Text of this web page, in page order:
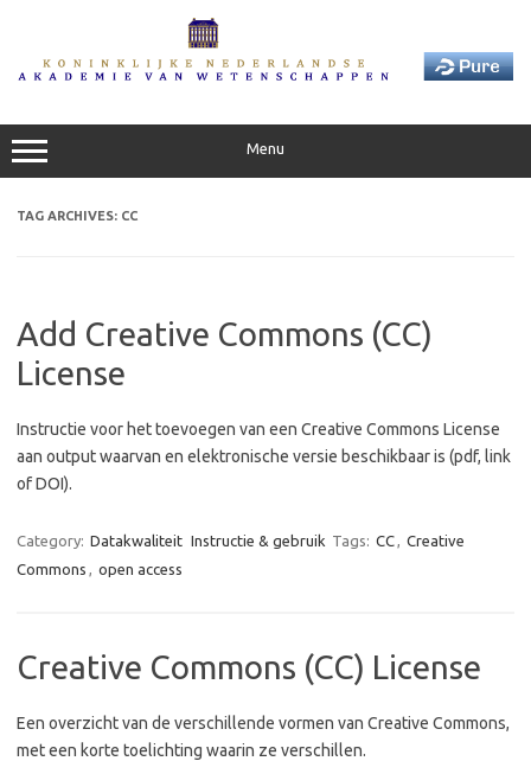
Menu
TAG ARCHIVES: CC
Add Creative Commons (CC)
License
Instructie voor het toevoegen van een Creative Commons License
aan output waarvan en elektronische versie beschikbaar is (pdf, link
of DOI).
Category: Datakwaliteit Instructie & gebruik Tags: CC, Creative
Commons , open access
Creative Commons (CC) License
Een overzicht van de verschillende vormen van Creative Commons,
met een korte toelichting waarin ze verschillen.